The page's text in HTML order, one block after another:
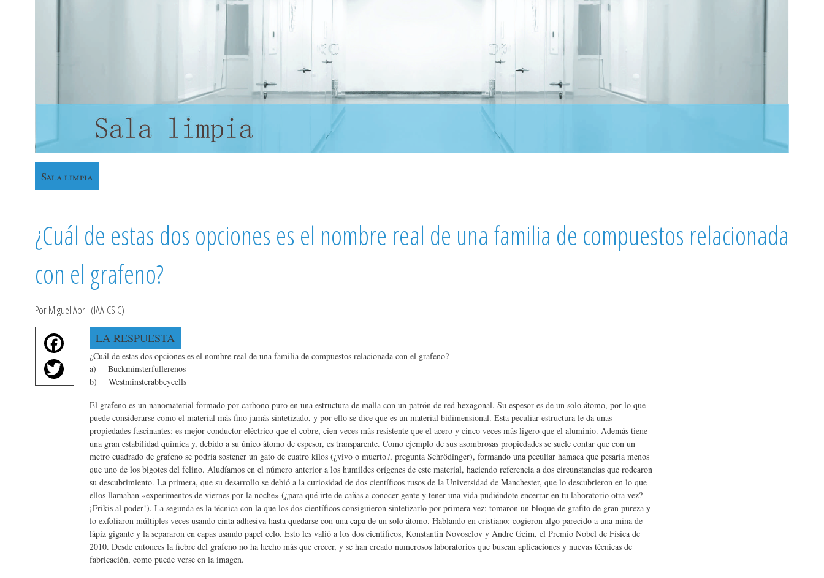
Sala limpia
¿Cuál de estas dos opciones es el nombre real de una familia de compuestos relacionada
con el grafeno?
Por Miguel Abril (IAA-CSIC)
bo
wi
LA RESPUESTA
¿Cuál de estas dos opciones es el nombre real de una familia de compuestos relacionada con el grafeno?
a) Buckminsterfullerenos
b) Westminsterabbeycells
El grafeno es un nanomaterial formado por carbono puro en una estructura de malla con un patrón de red hexagonal. Su espesor es de un solo átomo, por lo que
puede considerarse como el material más fino jamás sintetizado, y por ello se dice que es un material bidimensional. Esta peculiar estructura le da unas
propiedades fascinantes: es mejor conductor eléctrico que el cobre, cien veces más resistente que el acero y cinco veces más ligero que el aluminio. Además tiene
una gran estabilidad química y, debido a su único átomo de espesor, es transparente. Como ejemplo de sus asombrosas propiedades se suele contar que con un
metro cuadrado de grafeno se podría sostener un gato de cuatro kilos (¿vivo o muerto?, pregunta Schrödinger), formando una peculiar hamaca que pesaría menos
que uno de los bigotes del felino. Aludíamos en el número anterior a los humildes orígenes de este material, haciendo referencia a dos circunstancias que rodearon
su descubrimiento. La primera, que su desarrollo se debió a la curiosidad de dos científicos rusos de la Universidad de Manchester, que lo descubrieron en lo que
ellos llamaban «experimentos de viernes por la noche» (¿para qué irte de cañas a conocer gente y tener una vida pudiéndote encerrar en tu laboratorio otra vez?
¡Frikis al poder!). La segunda es la técnica con la que los dos científicos consiguieron sintetizarlo por primera vez: tomaron un bloque de grafito de gran pureza y
lo exfoliaron múltiples veces usando cinta adhesiva hasta quedarse con una capa de un solo átomo. Hablando en cristiano: cogieron algo parecido a una mina de
lápiz gigante y la separaron en capas usando papel celo. Esto les valió a los dos científicos, Konstantin Novoselov y Andre Geim, el Premio Nobel de Física de
2010. Desde entonces la fiebre del grafeno no ha hecho más que crecer, y se han creado numerosos laboratorios que buscan aplicaciones y nuevas técnicas de
fabricación, como puede verse en la imagen.